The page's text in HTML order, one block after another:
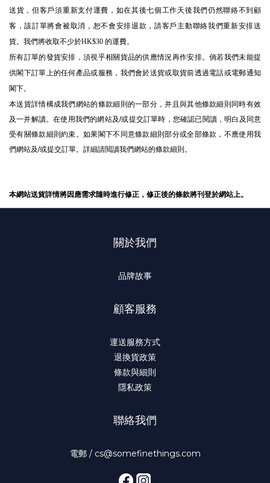
送貨，但客戶須重新支付運費，如在其後七個工作天後我們仍然聯絡不到顧
客，該訂單將會被取消，恕不會安排退款，請客戶主動聯絡我們重新安排送
貨。我們將收取不少於HK$30 的運費。
所有訂單的發貨安排，須視乎相關貨品的供應情況再作安排。倘若我們未能提
供閣下訂單上的任何產品或服務，我們會於送貨或取貨前透過電話或電郵通知
閣下。
本送貨詳情構成我們網站的條款細則的一部分，并且與其他條款細則同時有效
及一并解讀。在使用我們的網站及/或提交訂單時，您確認已閱讀，明白及同意
受有關條款細則約束。如果閣下不同意條款細則部分或全部條款，不應使用我
們網站及/或提交訂單。 詳細請閲讀我們網站的條款細則。
本網站送貨詳情將因應需求隨時進行修正，修正後的條款將刊登於網站上。
關於我們
品牌故事
顧客服務
運送服務方式
退換貨政策
條款與細則
隱私政策
聯絡我們
電郵 / cs@somefinethings.com